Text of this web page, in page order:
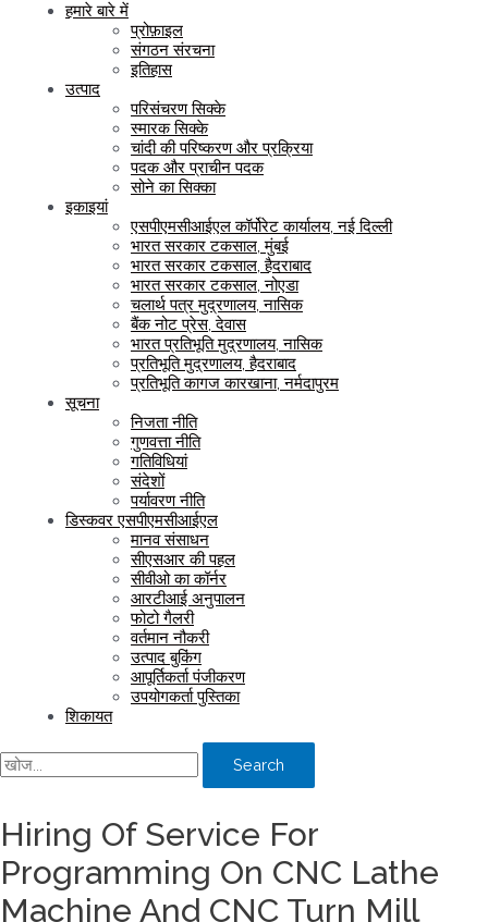
हमारे बारे में
प्रोफ़ाइल
संगठन संरचना
इतिहास
उत्पाद
परिसंचरण सिक्के
स्मारक सिक्के
चांदी की परिष्करण और प्रक्रिया
पदक और प्राचीन पदक
सोने का सिक्का
इकाइयां
एसपीएमसीआईएल कॉर्पोरेट कार्यालय, नई दिल्ली
भारत सरकार टकसाल, मुंबई
भारत सरकार टकसाल, हैदराबाद
भारत सरकार टकसाल, नोएडा
चलार्थ पत्र मुद्रणालय, नासिक
बैंक नोट प्रेस, देवास
भारत प्रतिभूति मुद्रणालय, नासिक
प्रतिभूति मुद्रणालय, हैदराबाद
प्रतिभूति कागज कारखाना, नर्मदापुरम
सूचना
निजता नीति
गुणवत्ता नीति
गतिविधियां
संदेशों
पर्यावरण नीति
डिस्कवर एसपीएमसीआईएल
मानव संसाधन
सीएसआर की पहल
सीवीओ का कॉर्नर
आरटीआई अनुपालन
फोटो गैलरी
वर्तमान नौकरी
उत्पाद बुकिंग
आपूर्तिकर्ता पंजीकरण
उपयोगकर्ता पुस्तिका
शिकायत
Search
Hiring Of Service For
Programming On CNC Lathe
Machine And CNC Turn Mill